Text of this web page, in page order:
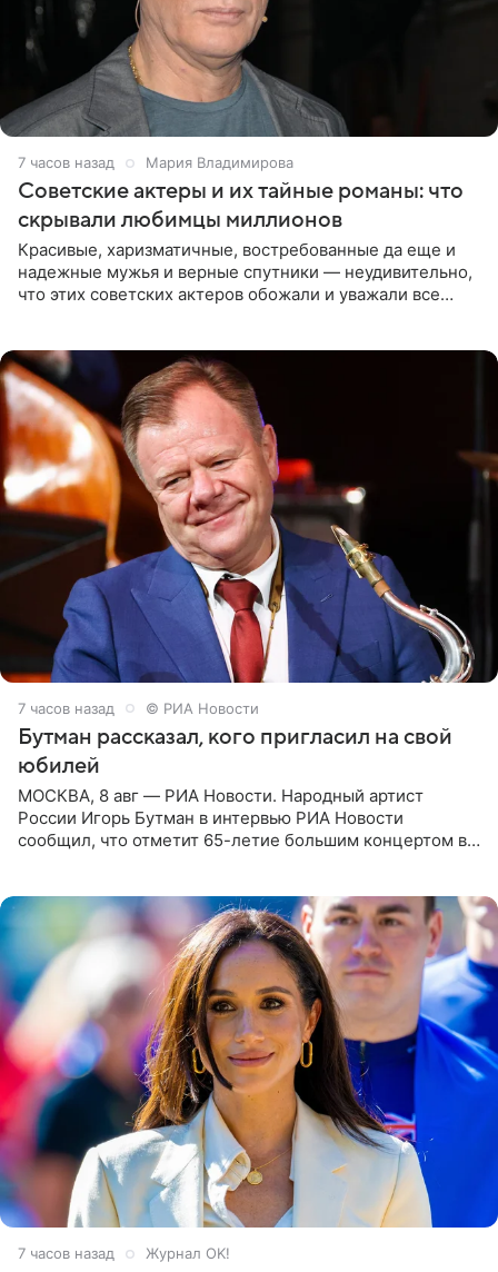
7 часов назад Мария Владимирова
Советские актеры и их тайные романы: что
скрывали любимцы миллионов
Красивые, харизматичные, востребованные да еще и
надежные мужья и верные спутники — неудивительно,
что этих советских актеров обожали и уважали все
7 часов назад © РИА Новости
Бутман рассказал, кого пригласил на свой
юбилей
МОСКВА, 8 авг — РИА Новости. Народный артист
России Игорь Бутман в интервью РИА Новости
сообщил, что отметит 65-летие большим концертом в
7 часов назад Журнал OK!